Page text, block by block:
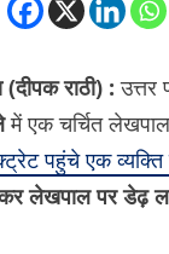
(दीपक राठी) :
में एक चर्चित लेखपाल
पहुंचे एक
लेखपाल पर डेढ़